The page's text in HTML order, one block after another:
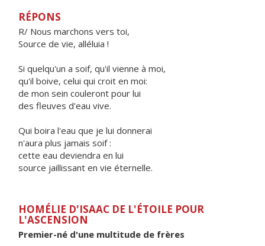
RÉPONS
R/ Nous marchons vers toi,
Source de vie, alléluia !
Si quelqu'un a soif, qu'il vienne à moi,
qu'il boive, celui qui croit en moi:
de mon sein couleront pour lui
des fleuves d'eau vive.
Qui boira l'eau que je lui donnerai
n'aura plus jamais soif :
cette eau deviendra en lui
source jaillissant en vie éternelle.
HOMÉLIE D'ISAAC DE L'ÉTOILE POUR
L'ASCENSION
Premier-né d'une multitude de frères